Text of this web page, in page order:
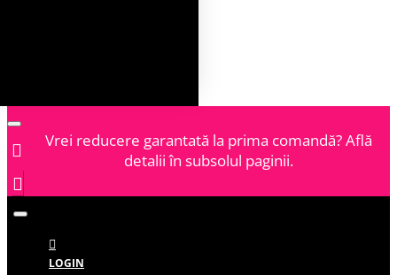
Vrei reducere garantată la prima comandă? Află
detalii în subsolul paginii.
LOGIN